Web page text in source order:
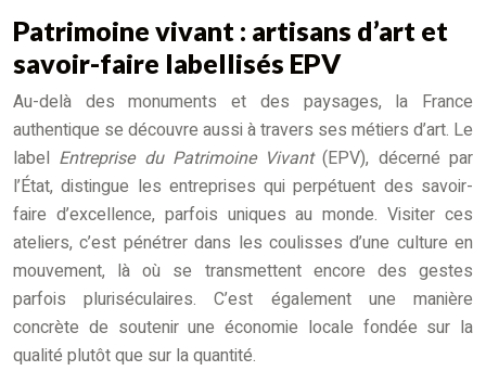
Patrimoine vivant : artisans d’art et
savoir-faire labellisés EPV
Au-delà des monuments et des paysages, la France
authentique se découvre aussi à travers ses métiers d’art. Le
label Entreprise du Patrimoine Vivant(EPV), décerné par
l’État, distingue les entreprises qui perpétuent des savoir-
faire d’excellence, parfois uniques au monde. Visiter ces
ateliers, c’est pénétrer dans les coulisses d’une culture en
mouvement, là où se transmettent encore des gestes
parfois pluriséculaires. C’est également une manière
concrète de soutenir une économie locale fondée sur la
qualité plutôt que sur la quantité.